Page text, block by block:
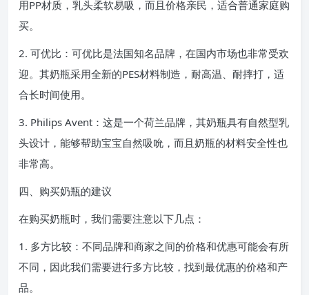
用PP材质，乳头柔软易吸，而且价格亲民，适合普通家庭购
买。
2. 可优比：可优比是法国知名品牌，在国内市场也非常受欢
迎。其奶瓶采用全新的PES材料制造，耐高温、耐摔打，适
合长时间使用。
3. Philips Avent：这是一个荷兰品牌，其奶瓶具有自然型乳
头设计，能够帮助宝宝自然吸吮，而且奶瓶的材料安全性也
非常高。
四、购买奶瓶的建议
在购买奶瓶时，我们需要注意以下几点：
1. 多方比较：不同品牌和商家之间的价格和优惠可能会有所
不同，因此我们需要进行多方比较，找到最优惠的价格和产
品。